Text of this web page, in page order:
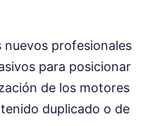
profesionales
para posicionar
de los motores
duplicado o de